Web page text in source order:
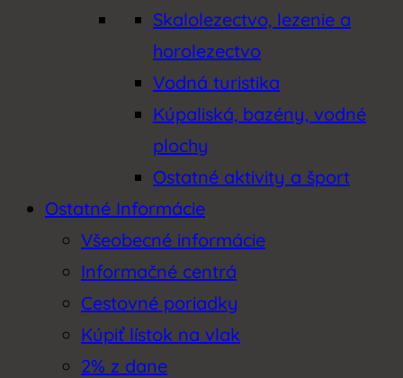
Skalolezectvo, lezenie a
horolezectvo
Vodná turistika
Kúpaliská, bazény, vodné
plochy
Ostatné aktivity a šport
Ostatné Informácie
Všeobecné informácie
Informačné centrá
Cestovné poriadky
Kúpiť lístok na vlak
2% z dane